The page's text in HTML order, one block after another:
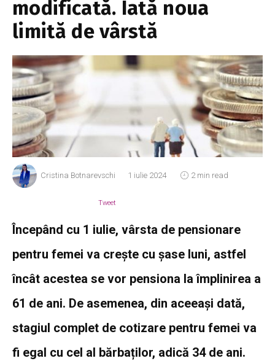
modificată. Iată noua
limită de vârstă
Cristina Botnarevschi 1 iulie 2024 2 min read
Tweet
Începând cu 1 iulie, vârsta de pensionare
pentru femei va crește cu șase luni, astfel
încât acestea se vor pensiona la împlinirea a
61 de ani. De asemenea, din aceeași dată,
stagiul complet de cotizare pentru femei va
fi egal cu cel al bărbaților, adică 34 de ani.